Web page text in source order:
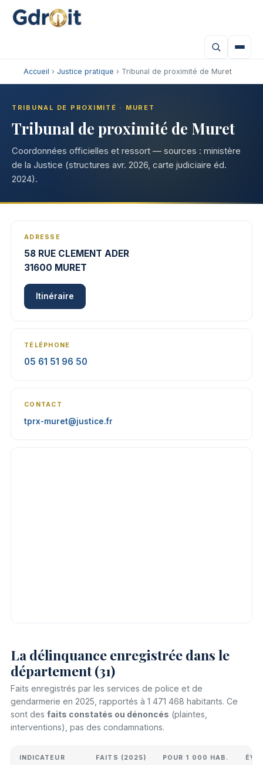
Accueil › Justice pratique › Tribunal de proximité de Muret
TRIBUNAL DE PROXIMITÉ · MURET
Tribunal de proximité de Muret
Coordonnées officielles et ressort — sources : ministère
de la Justice (structures avr. 2026, carte judiciaire éd.
2024).
ADRESSE
58 RUE CLEMENT ADER
31600 MURET
Itinéraire
TÉLÉPHONE
05 61 51 96 50
CONTACT
tprx-muret@justice.fr
La délinquance enregistrée dans le
département (31)
Faits enregistrés par les services de police et de
gendarmerie en 2025, rapportés à 1 471 468 habitants. Ce
sont des faits constatés ou dénoncés (plaintes,
interventions), pas des condamnations.
INDICATEUR FAITS (2025) POUR 1 000 HAB.